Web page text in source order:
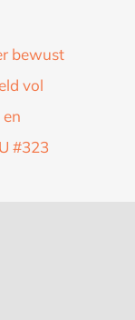
bewust
vol
#323